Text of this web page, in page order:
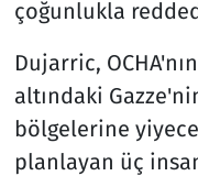
çoğunlukla
Dujarric,
altındaki
bölgelerine
planlayan üç